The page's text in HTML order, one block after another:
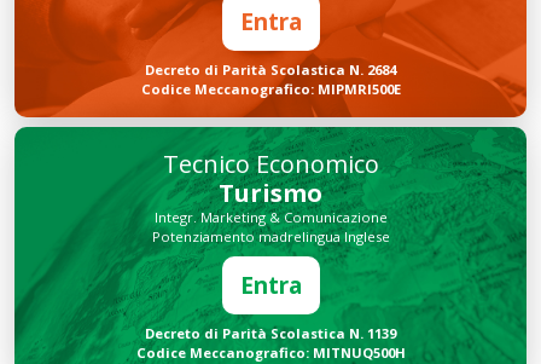
Entra
Decreto di Parità Scolastica N. 2684
Codice Meccanografico: MIPMRI500E
Tecnico Economico
Turismo
Integr. Marketing & Comunicazione
Potenziamento madrelingua Inglese
Entra
Decreto di Parità Scolastica N. 1139
Codice Meccanografico: MITNUQ500H